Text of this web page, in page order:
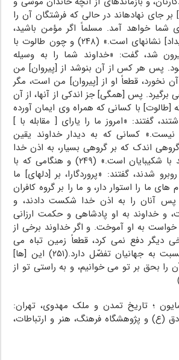
جاى نهاده‏اند در حالى که فرشتگان آن را
شما خواهد آمد. مسلماً اگر مؤمن باشید،
براى شما در این [رویداد] نشانه‏اى است.» (۲۴۸) و چون طالوت با
شد، گفت: «خداوند شما را به وسیله
پس هر کس از آن بنوشد از [پیروان] من
نخورد، قطعاً او از [پیروان] من است، مگر
پس [همگى] جز اندکى از آنها، از آن
[طالوت] با کسانى که همراه وى ایمان آورده
گفتند: «امروز ما را یاراى [ مقابله با ]
کسانى که به دیدار خداوند یقین
اندک که بر گروهى بسیار، به اذن خدا
پیروز شدند، و خداوند با شکیبایان است.» (۲۴۹) و هنگامى که با
شدند، گفتند: «پروردگارا، بر [دلهاى] ما
هاى ما را استوار دار، و ما را بر گروه کافران
فرماى.» (۲۵۰) پس آنان را به اذن خدا شکست دادند، و
و خداوند به او پادشاهى و حکمت ارزانى
به او آموخت. و اگر خداوند برخى از
دیگر دفع نمى ‏کرد، قطعاً زمین تباه مى‏
گردید. ولى خداوند نسبت به جهانیان تفضّل دارد.(۲۵۱) این [ها]
بحق بر تو مى‏ خوانیم، و به راستى تو از
؛ تاریخ تمدن و ملک مهدوی، تهران:
(ع) و پژوهشگاه فرهنگ، هنر و ارتباطات،